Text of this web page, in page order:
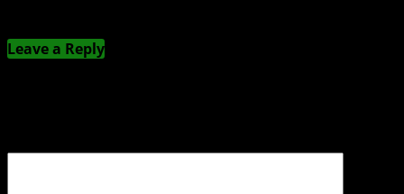
Leave a Reply